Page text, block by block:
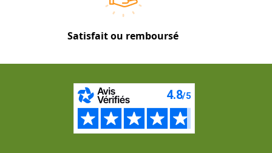
Satisfait ou remboursé